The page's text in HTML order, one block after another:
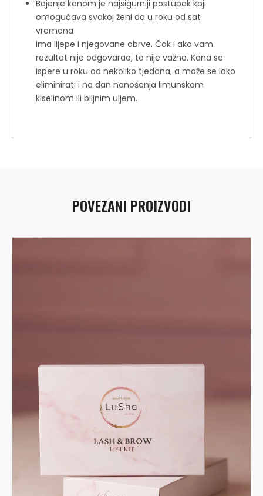
Bojenje kanom je najsigurniji postupak koji
omogućava svakoj ženi da u roku od sat
vremena
ima lijepe i njegovane obrve. Čak i ako vam
rezultat nije odgovarao, to nije važno. Kana se
ispere u roku od nekoliko tjedana, a može se lako
eliminirati i na dan nanošenja limunskom
kiselinom ili biljnim uljem.
POVEZANI PROIZVODI